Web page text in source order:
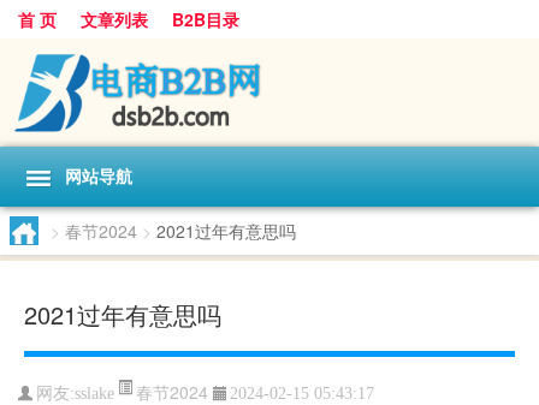
首 页 文章列表 B2B目录
网站导航
> 春节2024 > 2021过年有意思吗
2021过年有意思吗
网友:sslake 春节2024 2024-02-15 05:43:17